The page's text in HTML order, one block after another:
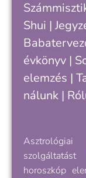
Shui |
évkönyv |
elemzés |
nálunk |
horoszkóp